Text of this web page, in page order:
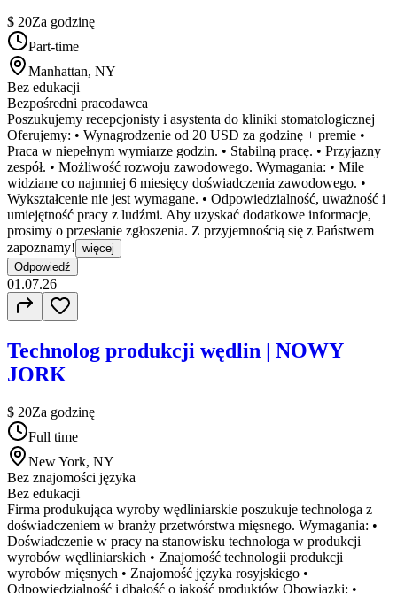
$ 20Za godzinę
Part-time
Manhattan, NY
Bez edukacji
Bezpośredni pracodawca
Poszukujemy recepcjonisty i asystenta do kliniki stomatologicznej
Oferujemy: • Wynagrodzenie od 20 USD za godzinę + premie •
Praca w niepełnym wymiarze godzin. • Stabilną pracę. • Przyjazny
zespół. • Możliwość rozwoju zawodowego. Wymagania: • Mile
widziane co najmniej 6 miesięcy doświadczenia zawodowego. •
Wykształcenie nie jest wymagane. • Odpowiedzialność, uważność i
umiejętność pracy z ludźmi. Aby uzyskać dodatkowe informacje,
prosimy o przesłanie zgłoszenia. Z przyjemnością się z Państwem
zapoznamy! więcej
Odpowiedź
01.07.26
Technolog produkcji wędlin | NOWY
JORK
$ 20Za godzinę
Full time
New York, NY
Bez znajomości języka
Bez edukacji
Firma produkująca wyroby wędliniarskie poszukuje technologa z
doświadczeniem w branży przetwórstwa mięsnego. Wymagania: •
Doświadczenie w pracy na stanowisku technologa w produkcji
wyrobów wędliniarskich • Znajomość technologii produkcji
wyrobów mięsnych • Znajomość języka rosyjskiego •
Odpowiedzialność i dbałość o jakość produktów Obowiązki: •